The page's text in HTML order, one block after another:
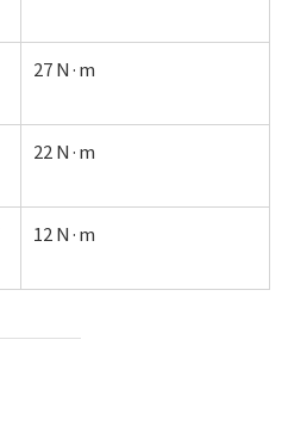
27 N·m
22 N·m
12 N·m